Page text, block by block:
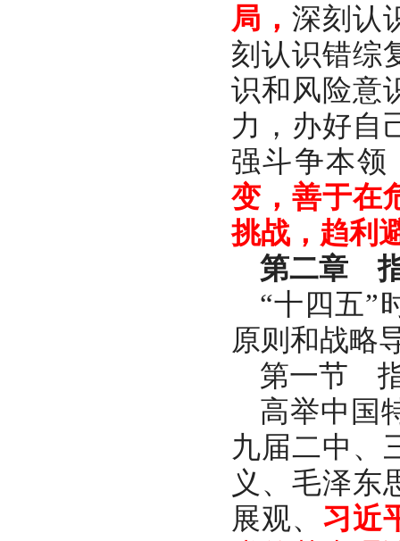
局， 深刻认
刻认识错综
识和风险意
力，办好自
强斗争本领
变，善于在
挑战，趋利
第二章
“十四五”
原则和战略
第一节
高举中国
九届二中、
义、毛泽东
展观、 习近